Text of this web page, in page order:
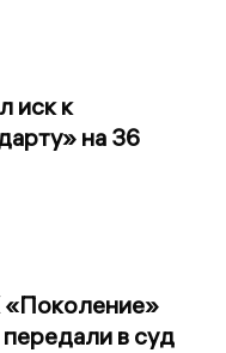
иск к
на 36
в суд